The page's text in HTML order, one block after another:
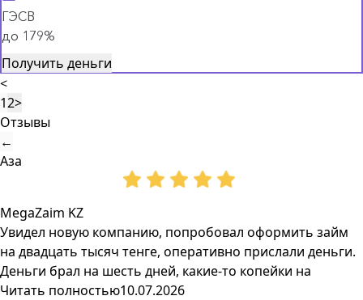
ГЭСВ
до 179%
Получить деньги
<
12>
Отзывы
←
Аза
MegaZaim KZ
Увидел новую компанию, попробовал оформить займ
на двадцать тысяч тенге, оперативно прислали деньги.
Деньги брал на шесть дней, какие-то копейки на
Читать полностью10.07.2026